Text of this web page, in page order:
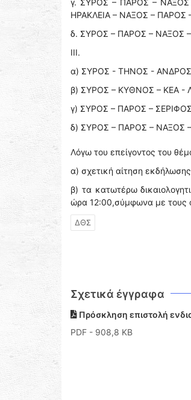
γ. ΣΥΡΟΣ – ΠΑΡΟΣ –
ΗΡΑΚΛΕΙΑ – ΝΑΞΟΣ – ΠΑΡΟΣ
δ. ΣΥΡΟΣ – ΠΑΡΟΣ – ΝΑΞΟΣ
III.
α) ΣΥΡΟΣ - ΤΗΝΟΣ - ΑΝΔΡΟΣ
β) ΣΥΡΟΣ – ΚΥΘΝΟΣ – ΚΕΑ -
γ) ΣΥΡΟΣ – ΠΑΡΟΣ –
δ) ΣΥΡΟΣ – ΠΑΡΟΣ – ΝΑΞΟΣ
Λόγω του επείγοντος του
α) σχετική αίτηση
β) τα κατωτέρω
ώρα 12:00,σύμφωνα με τους
ΔΘΣ
Σχετικά έγγραφα
Πρόσκληση επιστολή
PDF - 908,8 KB